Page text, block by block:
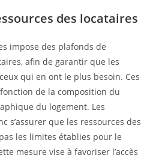
des locataires
impose des plafonds de
afin de garantir que les
qui en ont le plus besoin. Ces
de la composition du
du logement. Les
s’assurer que les ressources des
les limites établies pour le
mesure vise à favoriser l’accès